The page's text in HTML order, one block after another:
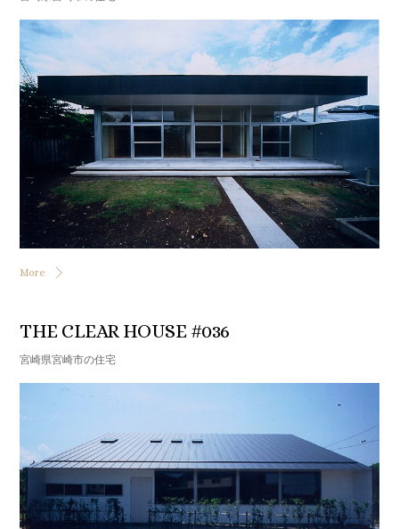
More
THE CLEAR HOUSE #036
宮崎県宮崎市の住宅